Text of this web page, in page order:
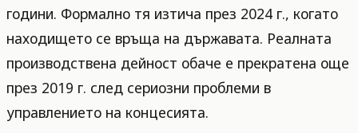
години. Формално тя изтича през 2024 г., когато
находището се връща на държавата. Реалната
производствена дейност обаче е прекратена още
през 2019 г. след сериозни проблеми в
управлението на концесията.